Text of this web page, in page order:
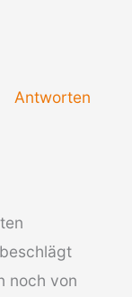
Antworten
noch von